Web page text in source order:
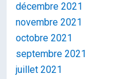
décembre 2021
novembre 2021
octobre 2021
septembre 2021
juillet 2021